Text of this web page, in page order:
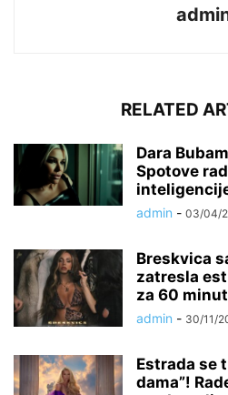
RELATED
Dara
Spotove
admin - 03/04/
Breskvica
zatresla
za 60
admin - 30/11/
Estrada se
dama”!